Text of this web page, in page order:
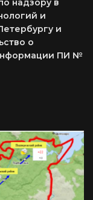
надзору в
и
и
о
ПИ №